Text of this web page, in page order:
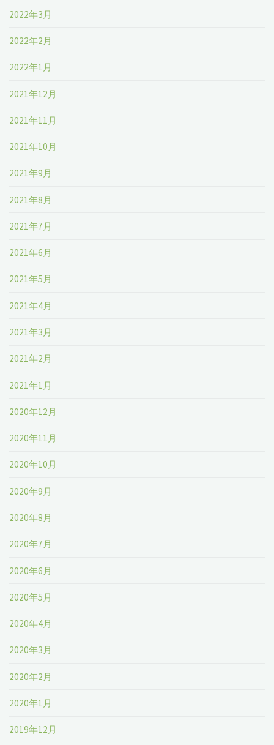
2022年3月
2022年2月
2022年1月
2021年12月
2021年11月
2021年10月
2021年9月
2021年8月
2021年7月
2021年6月
2021年5月
2021年4月
2021年3月
2021年2月
2021年1月
2020年12月
2020年11月
2020年10月
2020年9月
2020年8月
2020年7月
2020年6月
2020年5月
2020年4月
2020年3月
2020年2月
2020年1月
2019年12月